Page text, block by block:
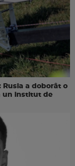
Rusia a doborât o
un institut de